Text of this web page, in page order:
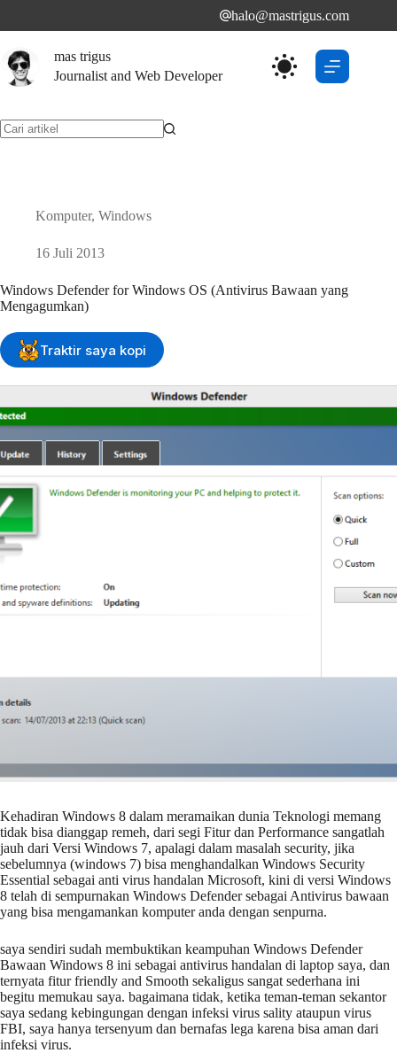
halo@mastrigus.com
mas trigus
Journalist and Web Developer
Komputer, Windows
16 Juli 2013
Windows Defender for Windows OS (Antivirus Bawaan yang
Mengagumkan)
Traktir saya kopi
Kehadiran Windows 8 dalam meramaikan dunia Teknologi memang
tidak bisa dianggap remeh, dari segi Fitur dan Performance sangatlah
jauh dari Versi Windows 7, apalagi dalam masalah security, jika
sebelumnya (windows 7) bisa menghandalkan Windows Security
Essential sebagai anti virus handalan Microsoft, kini di versi Windows
8 telah di sempurnakan Windows Defender sebagai Antivirus bawaan
yang bisa mengamankan komputer anda dengan senpurna.
saya sendiri sudah membuktikan keampuhan Windows Defender
Bawaan Windows 8 ini sebagai antivirus handalan di laptop saya, dan
ternyata fitur friendly and Smooth sekaligus sangat sederhana ini
begitu memukau saya. bagaimana tidak, ketika teman-teman sekantor
saya sedang kebingungan dengan infeksi virus sality ataupun virus
FBI, saya hanya tersenyum dan bernafas lega karena bisa aman dari
infeksi virus.